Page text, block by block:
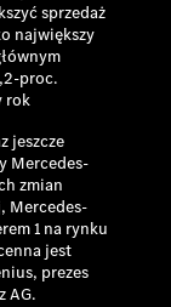
sprzedaż
największy
proc.
rok
jeszcze
Mercedes-
zmian
Mercedes-
1 na rynku
jest
prezes
AG.